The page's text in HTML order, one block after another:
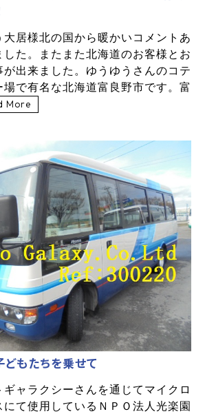
大居様北の国から暖かいコメントあ
した。またまた北海道のお客様とお
出来ました。ゆうゆうさんのコテ
で有名な北海道富良野市です。富
More
もたちを乗せて
ギャラクシーさんを通じてマイクロ
て使用しているＮＰＯ法人光楽園